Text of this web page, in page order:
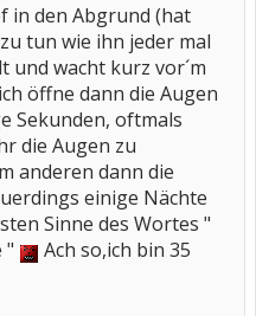
in den Abgrund (hat
tun wie ihn jeder mal
und wacht kurz vor´m
öffne dann die Augen
Sekunden, oftmals
die Augen zu
anderen dann die
einige Nächte
Sinne des Wortes "
"
Ach so,ich bin 35